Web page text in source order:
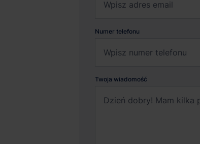
Numer telefonu
Twoja wiadomość